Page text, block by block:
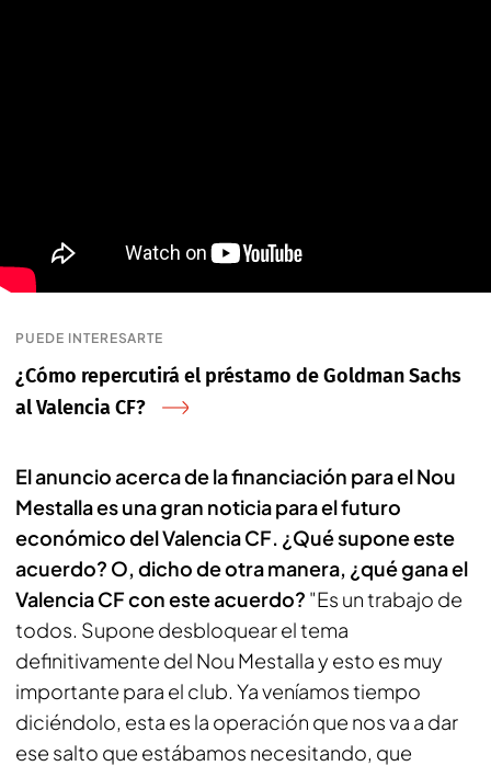
PUEDE INTERESARTE
¿Cómo repercutirá el préstamo de Goldman Sachs
al Valencia CF?
El anuncio acerca de la financiación para el Nou
Mestalla es una gran noticia para el futuro
económico del Valencia CF. ¿Qué supone este
acuerdo? O, dicho de otra manera, ¿qué gana el
Valencia CF con este acuerdo? "Es un trabajo de
todos. Supone desbloquear el tema
definitivamente del Nou Mestalla y esto es muy
importante para el club. Ya veníamos tiempo
diciéndolo, esta es la operación que nos va a dar
ese salto que estábamos necesitando, que